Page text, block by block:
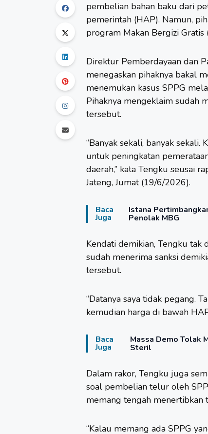
pembelian bahan baku dari
pemerintah (HAP). Namun,
program Makan Bergizi Gratis
Direktur Pemberdayaan dan
menegaskan pihaknya bakal
menemukan kasus SPPG
Pihaknya mengeklaim sudah
tersebut.
“Banyak sekali, banyak
untuk peningkatan
daerah,” kata Tengku seusai
Jateng, Jumat (19/6/2026).
Baca
Juga
Istana
Penolak MBG
Kendati demikian, Tengku tak
sudah menerima sanksi
tersebut.
“Datanya saya tidak pegang.
kemudian harga di bawah
Baca
Juga
Massa Demo Tolak
Steril
Dalam rakor, Tengku juga
soal pembelian telur oleh
memang tengah menertibkan
“Kalau memang ada SPPG